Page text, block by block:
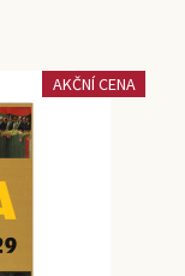
AKČNÍ CENA